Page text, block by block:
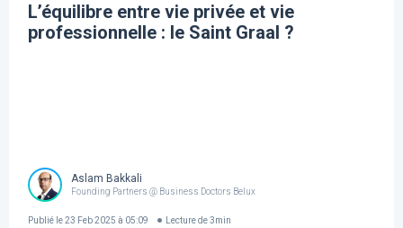
L’équilibre entre vie privée et vie
professionnelle : le Saint Graal ?
Aslam Bakkali
Founding Partners @ Business Doctors Belux
Publié le23 Feb 2025 à 05:09 Lecture de 3min